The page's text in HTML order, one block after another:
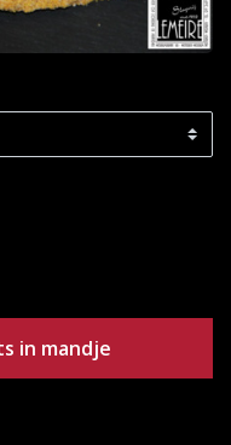
in mandje